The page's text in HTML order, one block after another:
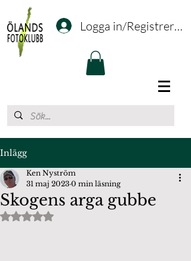
Logga in/Registrering
Inlägg
Skogens arga gubbe
Ken Nyström
31 maj 2023 0 min läsning
Betygsatt till NaN av 5 stjärnor.